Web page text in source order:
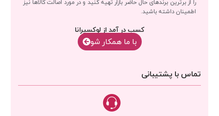
را از برترین برندهای حال حاضر بازار تهیه کنید و در مورد اصالت کالاها نیز
اطمینان داشته باشید.
کسب در آمد از لوکسیرانا
با‌‌ ما همکار شو
تماس با پشتیبانی